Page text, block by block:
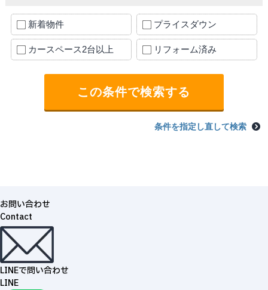
新着物件 プライスダウン
カースペース2台以上 リフォーム済み
条件を指定し直して検索
お問い合わせ
Contact
LINEで問い合わせ
LINE